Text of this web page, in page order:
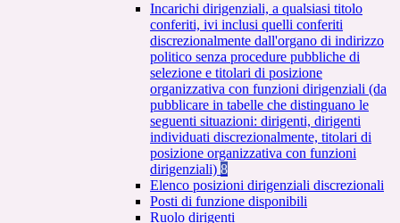
Incarichi dirigenziali, a qualsiasi titolo
conferiti, ivi inclusi quelli conferiti
discrezionalmente dall'organo di indirizzo
politico senza procedure pubbliche di
selezione e titolari di posizione
organizzativa con funzioni dirigenziali (da
pubblicare in tabelle che distinguano le
seguenti situazioni: dirigenti, dirigenti
individuati discrezionalmente, titolari di
posizione organizzativa con funzioni
dirigenziali) 8
Elenco posizioni dirigenziali discrezionali
Posti di funzione disponibili
Ruolo dirigenti